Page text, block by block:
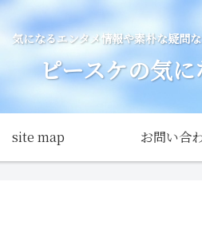
気になるエンタメ情報や素朴な疑問
ピースケの気
site map お問い合